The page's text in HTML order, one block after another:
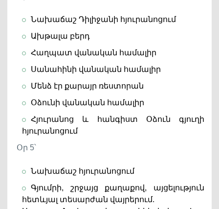
Նախաճաշ Դիլիջանի հյուրանոցում
Ախթալա բերդ
Հաղպատ վանական համալիր
Սանահինի վանական համալիր
Մենձ էր քարայր ռեստորան
Օձունի վանական համալիր
Հյուրանոց և հանգիստ Օձուն գյուղի
հյուրանոցում
Օր 5՝
Նախաճաշ հյուրանոցում
Գյումրի, շրջայց քաղաքով, այցելություն
հետևյալ տեսարժան վայրերում.